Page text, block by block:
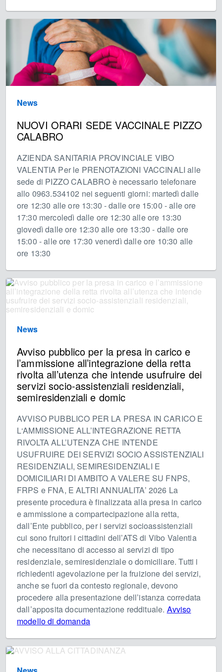
News
NUOVI ORARI SEDE VACCINALE PIZZO
CALABRO
AZIENDA SANITARIA PROVINCIALE VIBO
VALENTIA Per le PRENOTAZIONI VACCINALI alle
sede di PIZZO CALABRO è necessario telefonare
allo 0963.534102 nei seguenti giorni: martedì dalle
ore 12:30 alle ore 13:30 - dalle ore 15:00 - alle ore
17:30 mercoledì dalle ore 12:30 alle ore 13:30
giovedì dalle ore 12:30 alle ore 13:30 - dalle ore
15:00 - alle ore 17:30 venerdì dalle ore 10:30 alle
ore 13:30
News
Avviso pubblico per la presa in carico e
l’ammissione all’integrazione della retta
rivolta all’utenza che intende usufruire dei
servizi socio-assistenziali residenziali,
semiresidenziali e domic
AVVISO PUBBLICO PER LA PRESA IN CARICO E
L‘AMMISSIONE ALL’INTEGRAZIONE RETTA
RIVOLTA ALL’UTENZA CHE INTENDE
USUFRUIRE DEI SERVIZI SOCIO ASSISTENZIALI
RESIDENZIALI, SEMIRESIDENZIALI E
DOMICILIARI DI AMBITO A VALERE SU FNPS,
FRPS e FNA, E ALTRI ANNUALITA’ 2026 La
presente procedura è finalizzata alla presa in carico
e ammissione a compartecipazione alla retta,
dall’Ente pubblico, per i servizi socioassistenziali
cui sono fruitori i cittadini dell’ATS di Vibo Valentia
che necessitano di accesso ai servizi di tipo
residenziale, semiresidenziale o domiciliare. Tutti i
richiedenti agevolazione per la fruizione dei servizi,
anche se fuori da contesto regionale, devono
procedere alla presentazione dell’istanza corredata
dall’apposita documentazione reddituale. Avviso
modello di domanda